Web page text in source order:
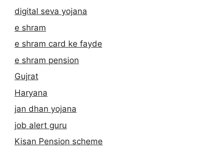
digital seva yojana
e shram
e shram card ke fayde
e shram pension
Gujrat
Haryana
jan dhan yojana
job alert guru
Kisan Pension scheme